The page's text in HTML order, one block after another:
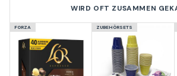
WIRD OFT ZUSAMMEN
FORZA ZUBEHÖRSETS